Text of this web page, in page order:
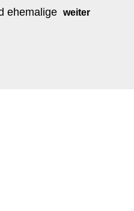
ehemalige weiter